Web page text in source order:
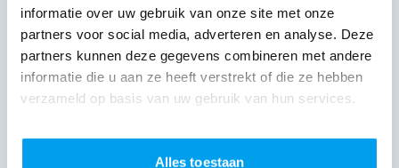
informatie over uw gebruik van onze site met onze
partners voor social media, adverteren en analyse. Deze
partners kunnen deze gegevens combineren met andere
informatie die u aan ze heeft verstrekt of die ze hebben
verzameld op basis van uw gebruik van hun services.
Alles toestaan